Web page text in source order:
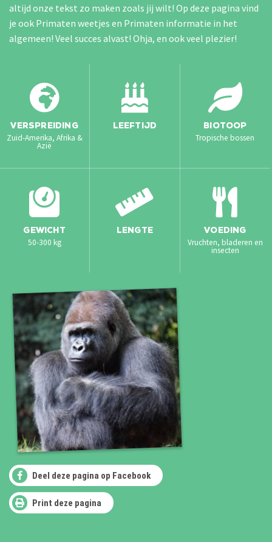
altijd onze tekst zo maken zoals jij wilt! Op deze pagina vind
je ook Primaten weetjes en Primaten informatie in het
algemeen! Veel succes alvast! Ohja, en ook veel plezier!
VERSPREIDING
Zuid-Amerika, Afrika &
Azië
LEEFTIJD BIOTOOP
Tropische bossen
GEWICHT
50-300 kg
LENGTE VOEDING
Vruchten, bladeren en
insecten
Deel deze pagina op Facebook
Print deze pagina